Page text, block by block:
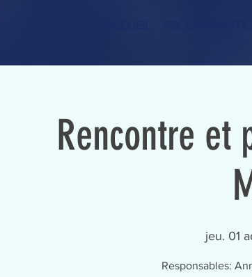
Rencontre et
jeu. 01
Responsables: